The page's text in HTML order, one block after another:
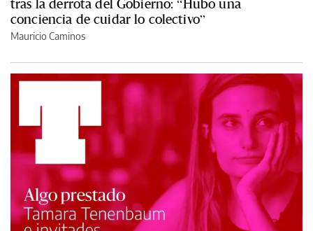
tras la derrota del Gobierno: “Hubo una
conciencia de cuidar lo colectivo”
Mauricio Caminos